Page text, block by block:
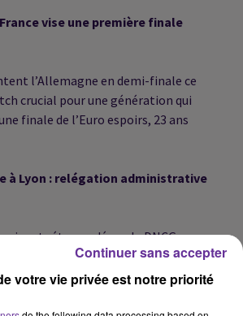
vise une première finale
l’Allemagne en demi-finale ce
crucial pour une génération qui
finale de l’Euro espoirs, 23 ans
à Lyon : relégation administrative
est rétrogradé par la DNCG pour
à 175 millions d’euros. Le club a
de cette décision, qui serait une
votre vie privée est notre priorité
Continuer sans accepter